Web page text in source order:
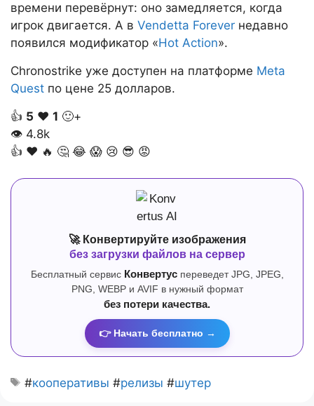
времени перевёрнут: оно замедляется, когда
игрок двигается. А в Vendetta Forever недавно
появился модификатор «Hot Action».
Chronostrike уже доступен на платформе Meta
Quest по цене 25 долларов.
👍 5 ❤️ 1 🙂+
👁 4.8k
👍 ❤️ 🔥 🤔 😂 😱 😢 😎 😡
🚀 Конвертируйте изображения
без загрузки файлов на сервер
Бесплатный сервис Конвертуспереведет JPG, JPEG,
PNG, WEBP и AVIF в нужный формат
без потери качества.
👉 Начать бесплатно →
#кооперативы #релизы #шутер